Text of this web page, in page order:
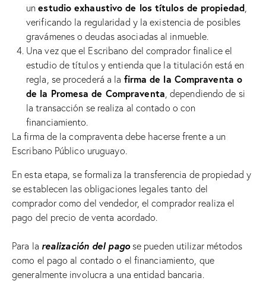
unestudio exhaustivo de los títulos de propiedad,
verificando la regularidad y la existencia de posibles
gravámenes o deudas asociadas al inmueble.
Una vez que el Escribano del comprador finalice el
estudio de títulos y entienda que la titulación está en
regla, se procederá a la firma de la Compraventa o
de la Promesa de Compraventa , dependiendo de si
la transacción se realiza al contado o con
financiamiento.
La firma de la compraventa debe hacerse frente a un
Escribano Público uruguayo.
En esta etapa, se formaliza la transferencia de propiedad y
se establecen las obligaciones legales tanto del
comprador como del vendedor, el comprador realiza el
pago del precio de venta acordado.
Para la realización del pagose pueden utilizar métodos
como el pago al contado o el financiamiento, que
generalmente involucra a una entidad bancaria.